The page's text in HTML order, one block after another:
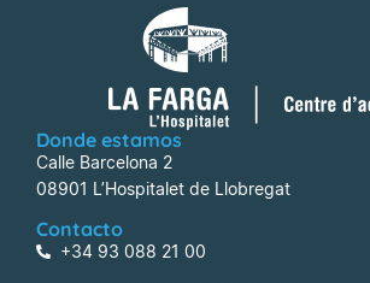
Donde estamos
Calle Barcelona 2
08901 L’Hospitalet de Llobregat
Contacto
+34 93 088 21 00